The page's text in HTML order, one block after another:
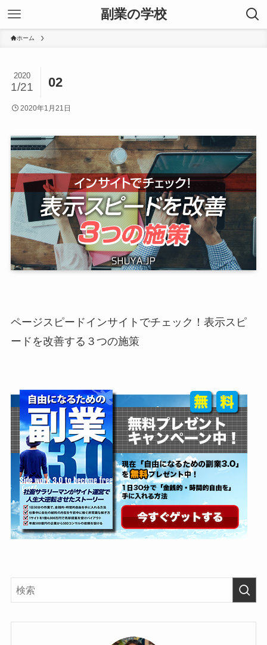
副業の学校
ホーム
02
2020
1/21
2020年1月21日
ページスピードインサイトでチェック！表示スピ
ードを改善する３つの施策